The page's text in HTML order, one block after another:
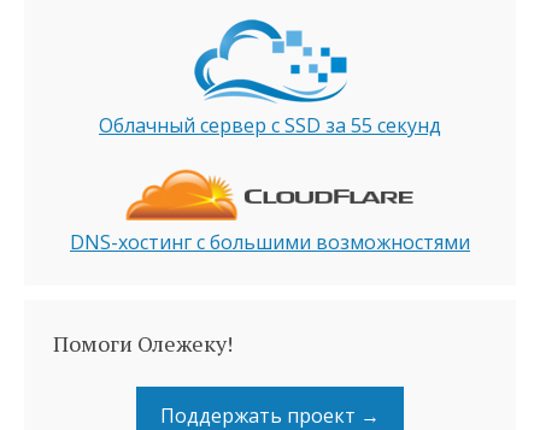
Облачный сервер с SSD за 55 секунд
DNS-хостинг с большими возможностями
Помоги Олежеку!
Поддержать проект →